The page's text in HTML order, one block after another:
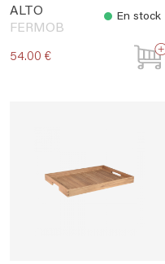
ALTO
FERMOB
En stock
54.00 €